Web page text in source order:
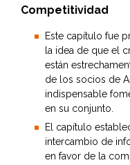
Competitividad
Este capítulo fue
la idea de que el
están
de los socios de
indispensable
en su conjunto.
El capítulo
intercambio de
en favor de la